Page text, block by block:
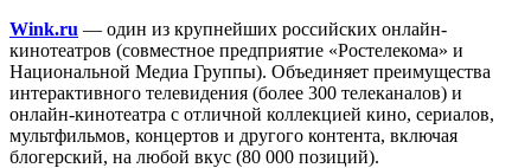
Wink.ru — один из крупнейших российских онлайн-
кинотеатров (совместное предприятие «Ростелекома» и
Национальной Медиа Группы). Объединяет преимущества
интерактивного телевидения (более 300 телеканалов) и
онлайн-кинотеатра с отличной коллекцией кино, сериалов,
мультфильмов, концертов и другого контента, включая
блогерский, на любой вкус (80 000 позиций).